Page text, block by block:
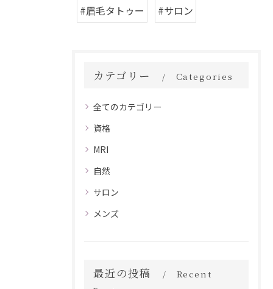
#眉毛タトゥー
#サロン
カテゴリー Categories
全てのカテゴリー
資格
MRI
自然
サロン
メンズ
最近の投稿
Recent